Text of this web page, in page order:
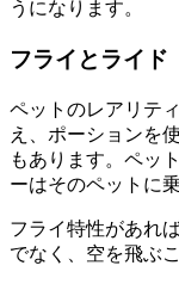
うになります。
フライとライド
ペットのレアリテ
え、ポーションを
もあります。ペッ
ーはそのペットに
フライ特性があれ
でなく、空を飛ぶ